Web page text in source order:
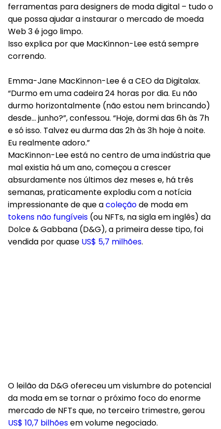
ferramentas para designers de moda digital – tudo o
que possa ajudar a instaurar o mercado de moeda
Web 3 é jogo limpo.
Isso explica por que MacKinnon-Lee está sempre
correndo.
Emma-Jane MacKinnon-Lee é a CEO da Digitalax.
“Durmo em uma cadeira 24 horas por dia. Eu não
durmo horizontalmente (não estou nem brincando)
desde… junho?”, confessou. “Hoje, dormi das 6h às 7h
e só isso. Talvez eu durma das 2h às 3h hoje à noite.
Eu realmente adoro.”
MacKinnon-Lee está no centro de uma indústria que
mal existia há um ano, começou a crescer
absurdamente nos últimos dez meses e, há três
semanas, praticamente explodiu com a notícia
impressionante de que acoleçãode moda em
tokens não fungíveis (ou NFTs, na sigla em inglês) da
Dolce & Gabbana (D&G), a primeira desse tipo, foi
vendida por quase US$ 5,7 milhões.
O leilão da D&G ofereceu um vislumbre do potencial
da moda em se tornar o próximo foco do enorme
mercado de NFTs que, no terceiro trimestre, gerou
US$ 10,7 bilhõesem volume negociado.